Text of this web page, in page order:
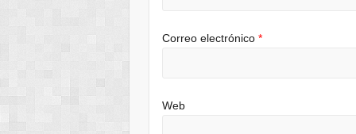
Correo electrónico*
Web